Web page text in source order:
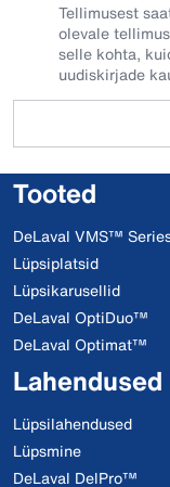
Tellimusest
olevale
selle kohta,
uudiskirjade
Tooted
DeLaval VMS™
Lüpsiplatsid
Lüpsikarusellid
DeLaval OptiDuo™
DeLaval Optimat™
Lahendused
Lüpsilahendused
Lüpsmine
DeLaval DelPro™